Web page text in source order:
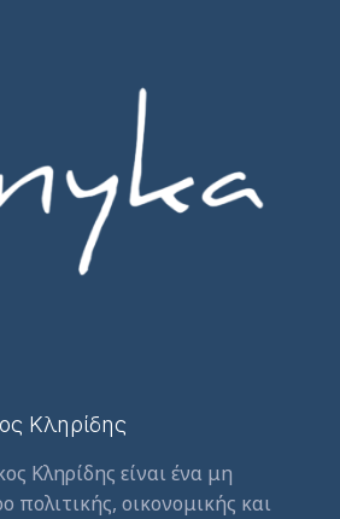
Κληρίδης
Κληρίδης είναι ένα μη
πολιτικής, οικονομικής και